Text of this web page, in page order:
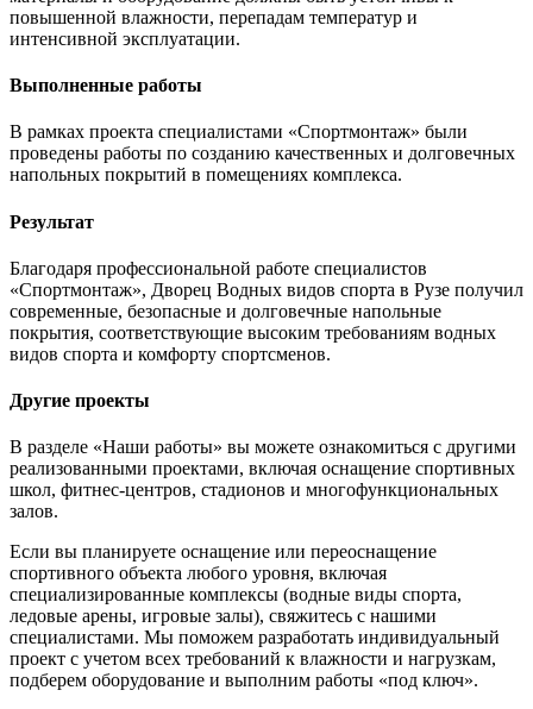
повышенной влажности, перепадам температур и
интенсивной эксплуатации.
Выполненные работы
В рамках проекта специалистами «Спортмонтаж» были
проведены работы по созданию качественных и долговечных
напольных покрытий в помещениях комплекса.
Результат
Благодаря профессиональной работе специалистов
«Спортмонтаж», Дворец Водных видов спорта в Рузе получил
современные, безопасные и долговечные напольные
покрытия, соответствующие высоким требованиям водных
видов спорта и комфорту спортсменов.
Другие проекты
В разделе «Наши работы» вы можете ознакомиться с другими
реализованными проектами, включая оснащение спортивных
школ, фитнес-центров, стадионов и многофункциональных
залов.
Если вы планируете оснащение или переоснащение
спортивного объекта любого уровня, включая
специализированные комплексы (водные виды спорта,
ледовые арены, игровые залы), свяжитесь с нашими
специалистами. Мы поможем разработать индивидуальный
проект с учетом всех требований к влажности и нагрузкам,
подберем оборудование и выполним работы «под ключ».